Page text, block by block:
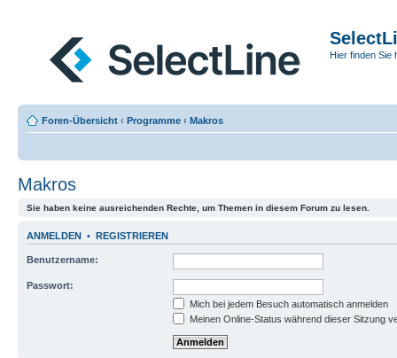
Hier finden Sie
Foren-Übersicht ‹ Programme ‹ Makros
Makros
Sie haben keine ausreichenden Rechte, um Themen in diesem Forum zu lesen.
ANMELDEN • REGISTRIEREN
Benutzername:
Passwort:
Mich bei jedem Besuch automatisch anmelden
Meinen Online-Status während dieser Sitzung